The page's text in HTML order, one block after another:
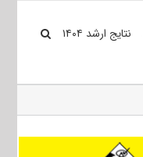
نتایج ارشد ۱۴۰۴